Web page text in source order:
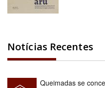
Notícias Recentes
Queimadas se